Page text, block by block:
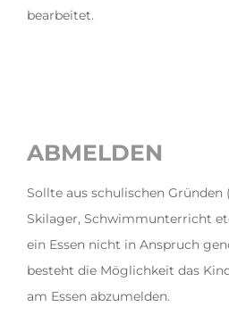
bearbeitet.
ABMELDEN
Sollte aus schulischen
Skilager, Schwimmunterricht
ein Essen nicht in Anspruch
besteht die Möglichkeit das
am Essen abzumelden.